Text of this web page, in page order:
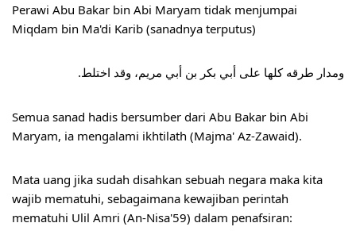
Perawi Abu Bakar bin Abi Maryam tidak menjumpai
Miqdam bin Ma'di Karib (sanadnya terputus)
ﻭﻣﺪاﺭ ﻃﺮﻗﻪ ﻛﻠﻬﺎ ﻋﻠﻰ ﺃﺑﻲ ﺑﻜﺮ ﺑﻦ ﺃﺑﻲ ﻣﺮﻳﻢ، ﻭﻗﺪ اﺧﺘﻠﻂ.
Semua sanad hadis bersumber dari Abu Bakar bin Abi
Maryam, ia mengalami ikhtilath (Majma' Az-Zawaid).
Mata uang jika sudah disahkan sebuah negara maka kita
wajib mematuhi, sebagaimana kewajiban perintah
mematuhi Ulil Amri (An-Nisa'59) dalam penafsiran: